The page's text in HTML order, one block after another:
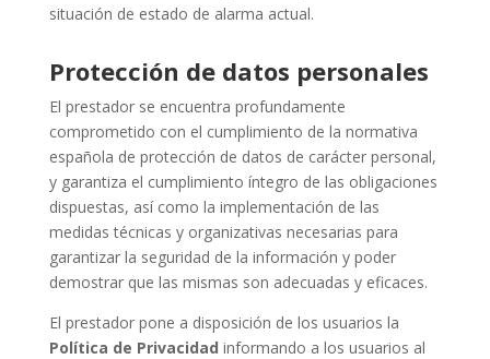
situación de estado de alarma actual.
Protección de datos personales
El prestador se encuentra profundamente
comprometido con el cumplimiento de la normativa
española de protección de datos de carácter personal,
y garantiza el cumplimiento íntegro de las obligaciones
dispuestas, así como la implementación de las
medidas técnicas y organizativas necesarias para
garantizar la seguridad de la información y poder
demostrar que las mismas son adecuadas y eficaces.
El prestador pone a disposición de los usuarios la
Política de Privacidad informando a los usuarios al